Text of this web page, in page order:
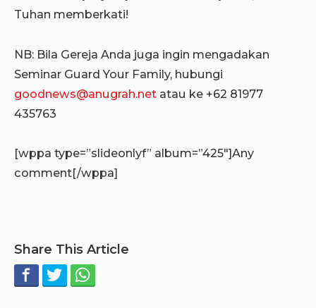
Tuhan memberkati!
NB: Bila Gereja Anda juga ingin mengadakan
Seminar Guard Your Family, hubungi
goodnews@anugrah.net atau ke +62 81977
435763
[wppa type=”slideonlyf” album=”425″]Any
comment[/wppa]
Share This Article